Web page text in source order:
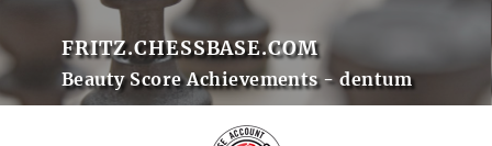
FRITZ.CHESSBASE.COM
Beauty Score Achievements - dentum